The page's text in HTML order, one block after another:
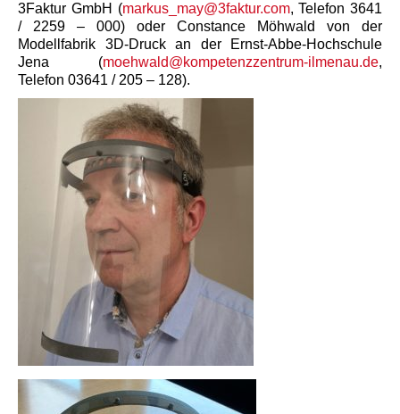
3Faktur GmbH (markus_may@3faktur.com, Telefon 3641
/ 2259 – 000) oder Constance Möhwald von der
Modellfabrik 3D-Druck an der Ernst-Abbe-Hochschule
Jena (moehwald@kompetenzzentrum-ilmenau.de,
Telefon 03641 / 205 – 128).